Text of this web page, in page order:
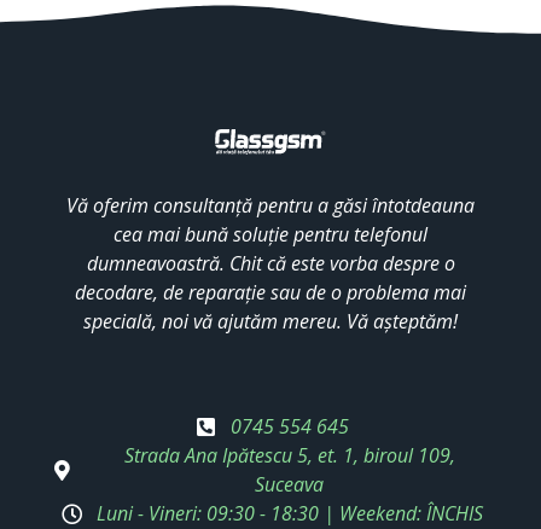
Vă oferim consultanță pentru a găsi întotdeauna
cea mai bună soluție pentru telefonul
dumneavoastră. Chit că este vorba despre o
decodare, de reparație sau de o problema mai
specială, noi vă ajutăm mereu. Vă așteptăm!
0745 554 645
Strada Ana Ipătescu 5, et. 1, biroul 109,
Suceava
Luni - Vineri: 09:30 - 18:30 | Weekend: ÎNCHIS